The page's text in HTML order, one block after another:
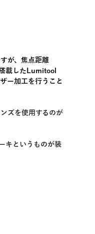
が、焦点距離
載したLumitool
ー加工を行うこと
ズを使用するのが
キというものが装